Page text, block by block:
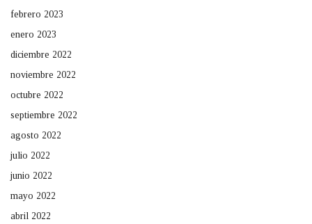
febrero 2023
enero 2023
diciembre 2022
noviembre 2022
octubre 2022
septiembre 2022
agosto 2022
julio 2022
junio 2022
mayo 2022
abril 2022